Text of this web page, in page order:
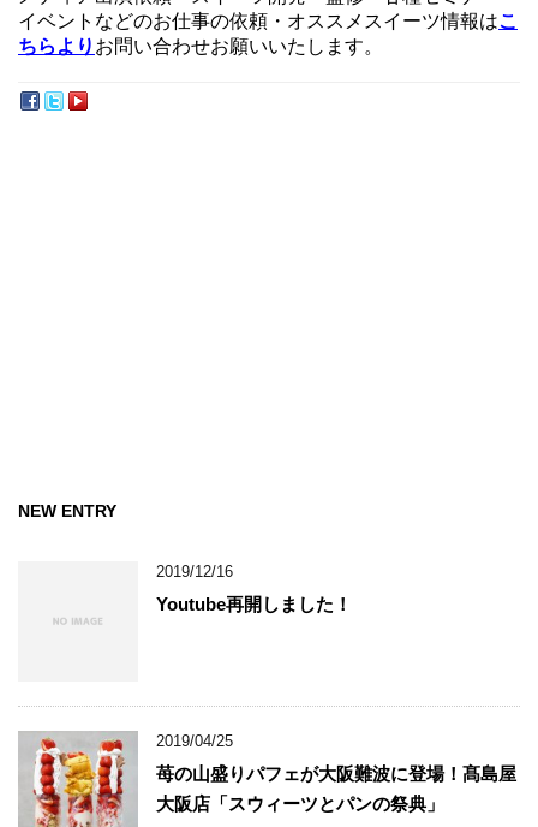
イベントなどのお仕事の依頼・オススメスイーツ情報はこ
ちらより お問い合わせお願いいたします。
NEW ENTRY
2019/12/16
Youtube再開しました！
2019/04/25
苺の山盛りパフェが大阪難波に登場！髙島屋
大阪店「スウィーツとパンの祭典」